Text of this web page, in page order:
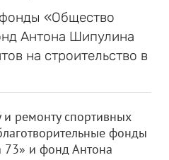
«Общество
Антона Шипулина
на строительство в
и ремонту спортивных
фонды
и фонд Антона